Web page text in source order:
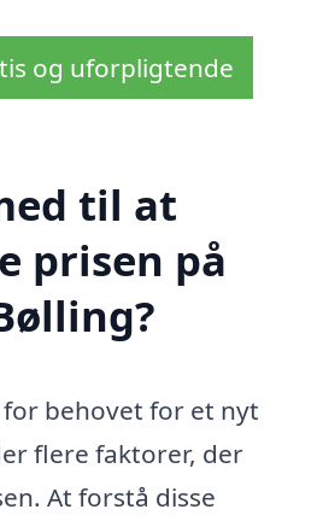
og uforpligtende
til at
prisen på
behovet for et nyt
flere faktorer, der
At forstå disse